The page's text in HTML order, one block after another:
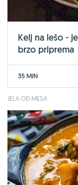
Kelj na lešo -
brzo priprema
35 MIN
JELA OD MESA